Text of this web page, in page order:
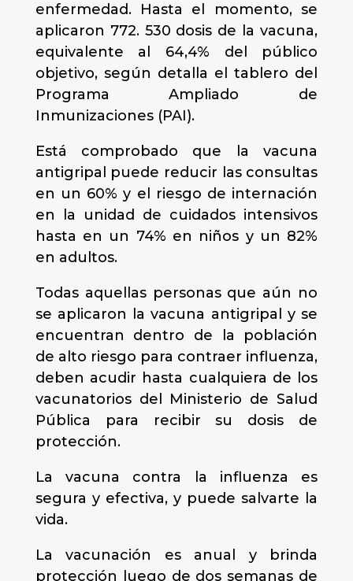
enfermedad. Hasta el momento, se
aplicaron 772. 530 dosis de la vacuna,
equivalente al 64,4% del público
objetivo, según detalla el tablero del
Programa Ampliado de
Inmunizaciones (PAI).
Está comprobado que la vacuna
antigripal puede reducir las consultas
en un 60% y el riesgo de internación
en la unidad de cuidados intensivos
hasta en un 74% en niños y un 82%
en adultos.
Todas aquellas personas que aún no
se aplicaron la vacuna antigripal y se
encuentran dentro de la población
de alto riesgo para contraer influenza,
deben acudir hasta cualquiera de los
vacunatorios del Ministerio de Salud
Pública para recibir su dosis de
protección.
La vacuna contra la influenza es
segura y efectiva, y puede salvarte la
vida.
La vacunación es anual y brinda
protección luego de dos semanas de